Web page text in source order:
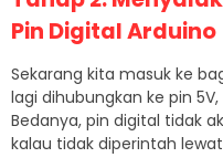
Pin Digital Arduino
Sekarang kita masuk ke
lagi dihubungkan ke pin
Bedanya, pin digital tidak
kalau tidak diperintah